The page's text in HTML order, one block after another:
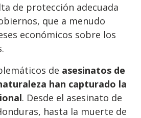
de protección adecuada
que a menudo
económicos sobre los
de asesinatos de
han capturado la
. Desde el asesinato de
hasta la muerte de